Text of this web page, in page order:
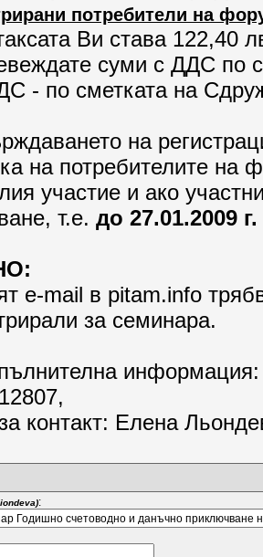
потребители на
Ви става
суми с ДДС
- по сметката на
на
на потребителите на
участие и ако
т.е. до 27.01.2009 г.
e-mail в pitam.info
за семинара.
контакт: Елена
: